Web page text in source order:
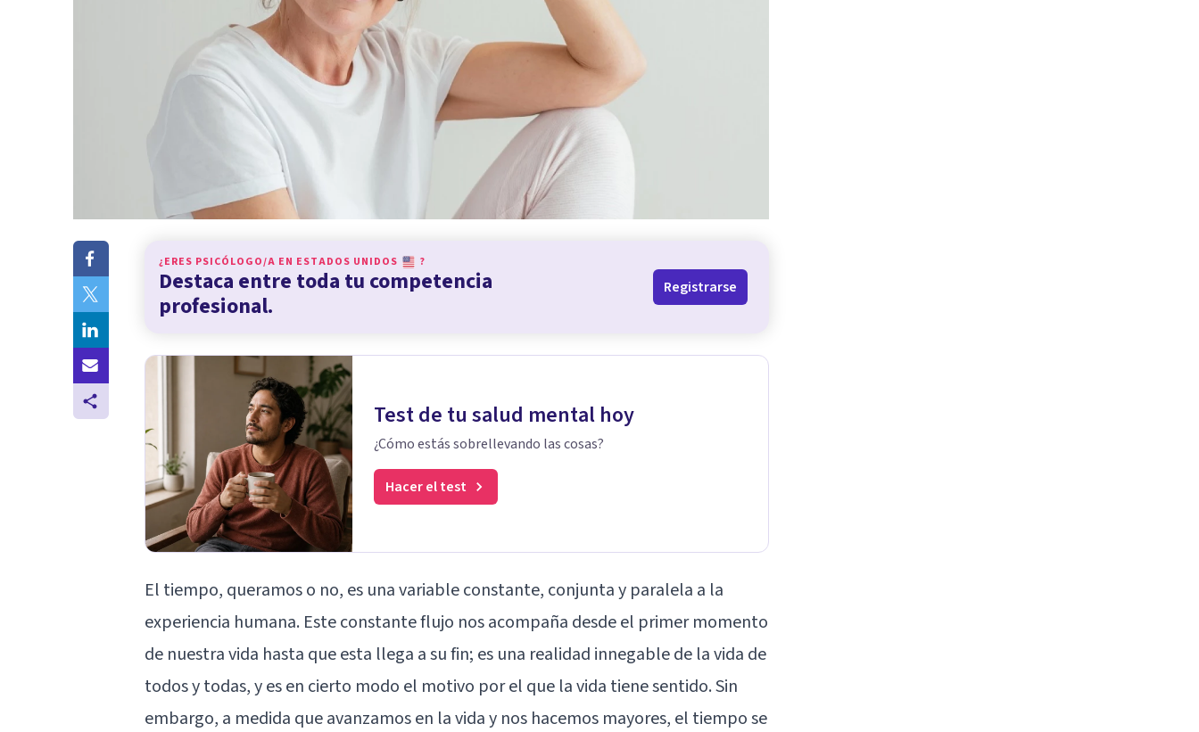
¿ERES PSICÓLOGO/A EN ESTADOS UNIDOS ?
Destaca entre toda tu competencia
profesional.
Registrarse
Test de tu salud mental hoy
¿Cómo estás sobrellevando las cosas?
Hacer el test
El tiempo, queramos o no, es una variable constante, conjunta y paralela a la
experiencia humana. Este constante flujo nos acompaña desde el primer momento
de nuestra vida hasta que esta llega a su fin; es una realidad innegable de la vida de
todos y todas, y es en cierto modo el motivo por el que la vida tiene sentido. Sin
embargo, a medida que avanzamos en la vida y nos hacemos mayores, el tiempo se